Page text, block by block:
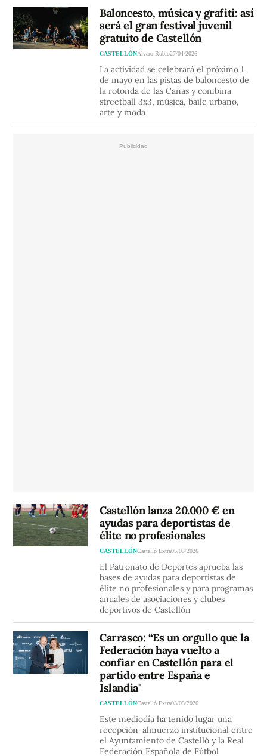
Baloncesto, música y grafiti: así
será el gran festival juvenil
gratuito de Castellón
CASTELLÓNÁlvaro Rubio27/04/2026
La actividad se celebrará el próximo 1
de mayo en las pistas de baloncesto de
la rotonda de las Cañas y combina
streetball 3x3, música, baile urbano,
arte y moda
Castellón lanza 20.000 € en
ayudas para deportistas de
élite no profesionales
CASTELLÓNCastelló Extra05/03/2026
El Patronato de Deportes aprueba las
bases de ayudas para deportistas de
élite no profesionales y para programas
anuales de asociaciones y clubes
deportivos de Castellón
Carrasco: “Es un orgullo que la
Federación haya vuelto a
confiar en Castellón para el
partido entre España e
Islandia"
CASTELLÓNCastelló Extra03/03/2026
Este mediodía ha tenido lugar una
recepción-almuerzo institucional entre
el Ayuntamiento de Castelló y la Real
Federación Española de Fútbol